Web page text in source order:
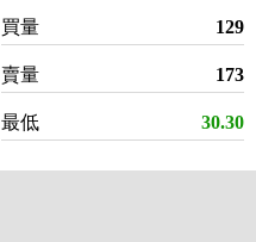
買量 129
賣量 173
最低 30.30